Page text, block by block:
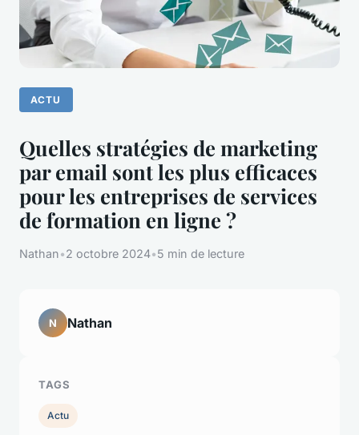
ACTU
Quelles stratégies de marketing
par email sont les plus efficaces
pour les entreprises de services
de formation en ligne ?
Nathan•2 octobre 2024•5 min de lecture
N Nathan
TAGS
Actu